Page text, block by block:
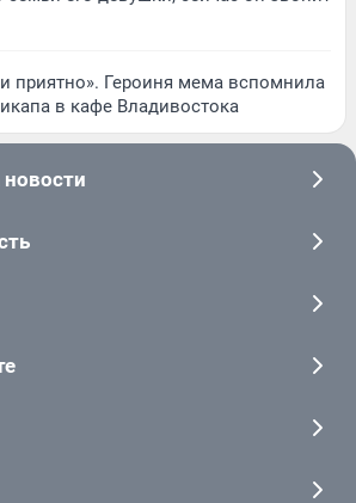
приятно». Героиня мема вспомнила
в кафе Владивостока